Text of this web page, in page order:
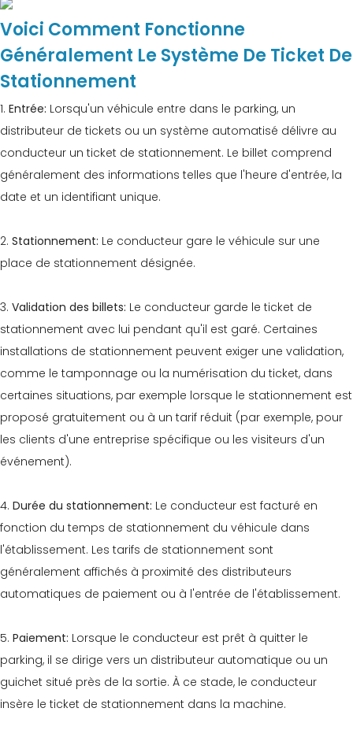
Voici Comment Fonctionne
Généralement Le Système De Ticket De
Stationnement
1. Entrée: Lorsqu'un véhicule entre dans le parking, un
distributeur de tickets ou un système automatisé délivre au
conducteur un ticket de stationnement. Le billet comprend
généralement des informations telles que l'heure d'entrée, la
date et un identifiant unique.
2. Stationnement: Le conducteur gare le véhicule sur une
place de stationnement désignée.
3. Validation des billets: Le conducteur garde le ticket de
stationnement avec lui pendant qu'il est garé. Certaines
installations de stationnement peuvent exiger une validation,
comme le tamponnage ou la numérisation du ticket, dans
certaines situations, par exemple lorsque le stationnement est
proposé gratuitement ou à un tarif réduit (par exemple, pour
les clients d'une entreprise spécifique ou les visiteurs d'un
événement).
4. Durée du stationnement: Le conducteur est facturé en
fonction du temps de stationnement du véhicule dans
l'établissement. Les tarifs de stationnement sont
généralement affichés à proximité des distributeurs
automatiques de paiement ou à l'entrée de l'établissement.
5. Paiement: Lorsque le conducteur est prêt à quitter le
parking, il se dirige vers un distributeur automatique ou un
guichet situé près de la sortie. À ce stade, le conducteur
insère le ticket de stationnement dans la machine.